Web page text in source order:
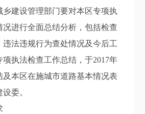
乡建设管理部门要对本区专项执
况进行全面总结分析，包括检查
法违规行为查处情况及今后工
执法检查工作总结，于2017年
及本区在施城市道路基本情况表
委。